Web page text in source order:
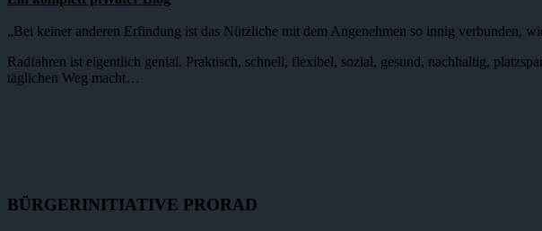
„Bei keiner anderen Erfindung ist das Nützliche mit dem Angenehmen so innig verbunden,
Radfahren ist eigentlich genial. Praktisch, schnell, flexibel, sozial, gesund, nachhaltig,
täglichen Weg macht…
BÜRGERINITIATIVE PRORAD